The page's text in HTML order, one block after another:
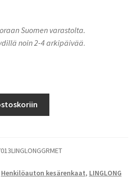
Suomen varastolta.
noin 2-4 arkipäivää.
Henkilöauton kesärenkaat, LINGLONG